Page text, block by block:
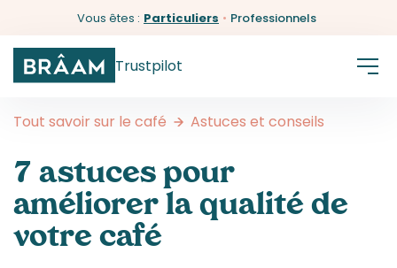
Vous êtes : Particuliers • Professionnels
Trustpilot
Tout savoir sur le café Astuces et conseils
7 astuces pour
améliorer la qualité de
votre café